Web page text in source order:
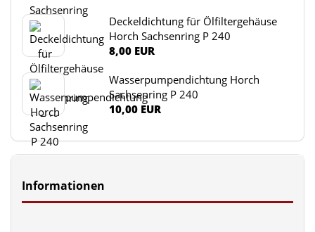
Deckeldichtung für Ölfiltergehäuse
Horch Sachsenring P 240
8,00 EUR
Wasserpumpendichtung Horch
Sachsenring P 240
10,00 EUR
Informationen